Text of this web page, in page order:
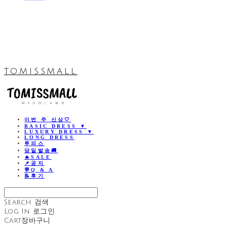
TOMISSMALL
이번 주 신상🤍
BASIC DRESS ▼
LUXURY DRESS ▼
LONG DRESS
투피스
당일발송🚚
🔥SALE
📌공지
💬Q & A
📝후기
Search 검색
Log In 로그인
Cart장바구니